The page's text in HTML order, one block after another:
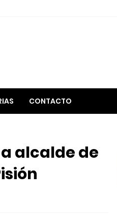
CONTACTO
alcalde de